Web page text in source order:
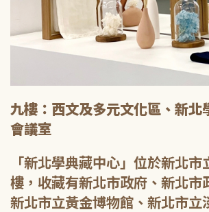
九樓：西文及多元文化區、新北
會議室
「新北學典藏中心」位於新北
樓，收藏有新北市政府、新北市
新北市立黃金博物館、新北市立